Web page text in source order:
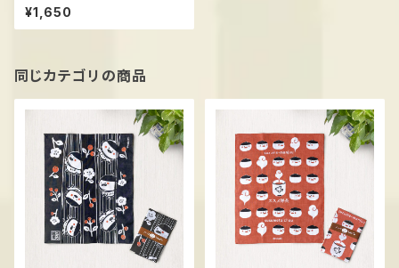
と森
¥1,650
同じカテゴリの商品